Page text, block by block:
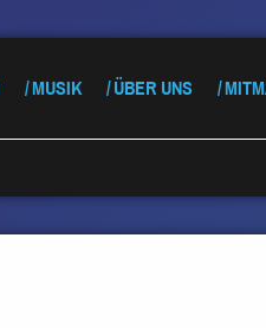
MUSIK ÜBER UNS